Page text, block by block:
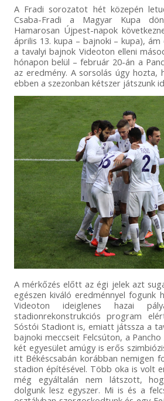
A Fradi sorozatot hét közepén
Csaba-Fradi a Magyar Kupa
Hamarosan Újpest-napok
április 13. kupa – bajnoki – kupa),
a tavalyi bajnok Videoton elleni
hónapon belül – február 20-án a
az eredmény. A sorsolás úgy hozta,
ebben a szezonban kétszer játszunk
A mérkőzés előtt az égi jelek azt
egészen kiváló eredménnyel fogunk
Videoton ideiglenes hazai
stadionrekonstrukciós program
Sóstói Stadiont is, emiatt játssza a
bajnoki meccseit Felcsúton, a
két egyesület amúgy is erős
itt Békéscsabán korábban nemigen
stadion építésével. Több oka is volt
még egyáltalán nem látszott,
dolgunk lesz egyszer. Mi is és a